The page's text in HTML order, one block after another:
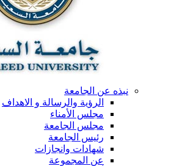
نبذه عن الجامعة
الرؤية والرسالة و الاهداف
مجلس الأمناء
مجلس الجامعة
رئيس الجامعة
شهادات وانجازات
عن المجموعة